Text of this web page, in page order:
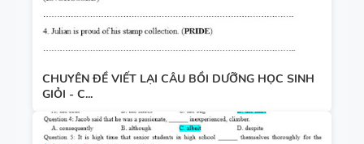
CHUYÊN ĐỀ VIẾT LẠI CÂU BỒI DƯỠNG HỌC SINH
GIỎI - C...